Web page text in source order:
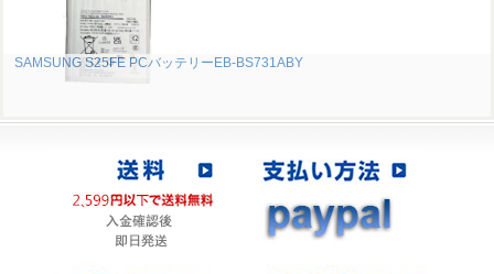
SAMSUNG S25FE PCバッテリーEB-BS731ABY